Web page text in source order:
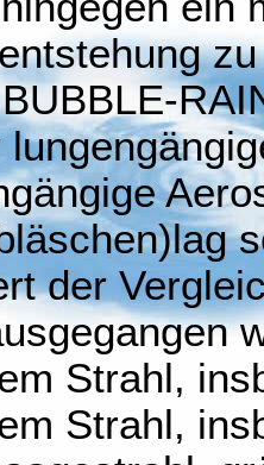
der
Strahl,
Strahl,